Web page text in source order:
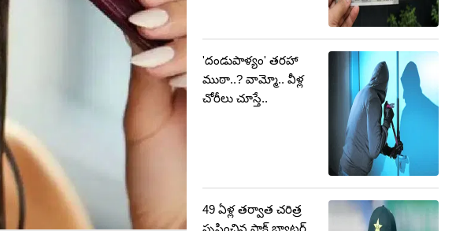
'దండుపాళ్యం' తరహా
ముఠా..? వామ్మో.. వీళ్ల
చోరీలు చూస్తే..
49 ఏళ్ల తర్వాత చరిత్ర
సృష్టించిన పాక్ బ్యాటర్